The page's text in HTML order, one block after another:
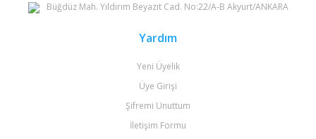
Büğdüz Mah. Yıldırım Beyazıt Cad. No:22/A-B Akyurt/ANKARA
Yardım
Yeni Üyelik
Üye Girişi
Şifremi Unuttum
İletişim Formu